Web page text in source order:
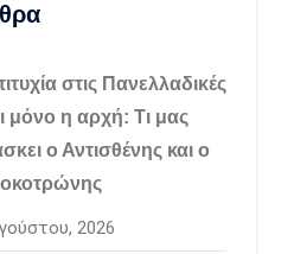
στις Πανελλαδικές
μόνο η αρχή: Τι μας
ο Αντισθένης και ο
2026